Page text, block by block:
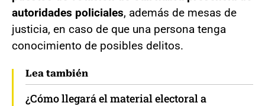
autoridades policiales, además de mesas de
justicia, en caso de que una persona tenga
conocimiento de posibles delitos.
Lea también
¿Cómo llegará el material electoral a